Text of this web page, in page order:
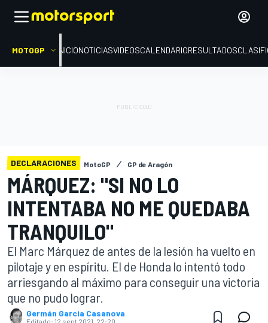
MOTOGP INICIONOTICIASVIDEOSCALENDARIORESULTADOS
DECLARACIONES MotoGP GP de Aragón
MÁRQUEZ: "SI NO LO
INTENTABA NO ME QUEDABA
TRANQUILO"
El Marc Márquez de antes de la lesión ha vuelto en
pilotaje y en espíritu. El de Honda lo intentó todo
arriesgando al máximo para conseguir una victoria
que no pudo lograr.
Germán Garcia Casanova
Editado: 12 sept 2021, 22:20